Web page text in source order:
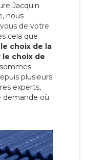
Jacquin
nous
de votre
cela que
choix de la
choix de
plusieurs
experts,
demande où